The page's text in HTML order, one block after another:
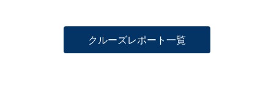
クルーズレポート一覧